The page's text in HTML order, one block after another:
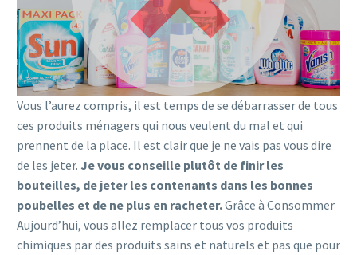
Vous l’aurez compris, il est temps de se débarrasser de tous
ces produits ménagers qui nous veulent du mal et qui
prennent de la place. Il est clair que je ne vais pas vous dire
de les jeter. Je vous conseille plutôt de finir les
bouteilles, de jeter les contenants dans les bonnes
poubelles et de ne plus en racheter.Grâce à Consommer
Aujourd’hui, vous allez remplacer tous vos produits
chimiques par des produits sains et naturels et pas que pour